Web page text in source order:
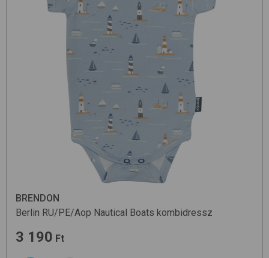
BRENDON
Berlin RU/PE/Aop Nautical Boats kombidressz
3 190 Ft